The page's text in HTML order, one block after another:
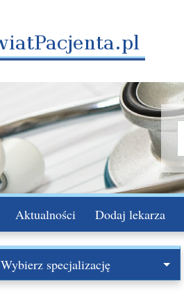
Aktualności Dodaj lekarza
Wybierz specjalizację